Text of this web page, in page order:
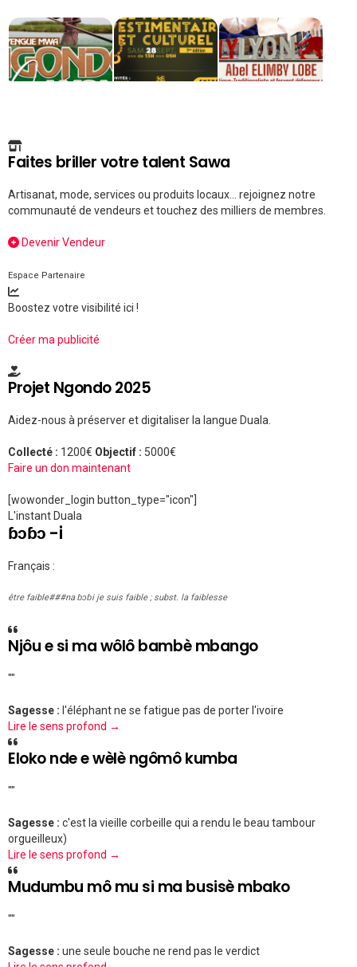
Faites briller votre talent Sawa
Artisanat, mode, services ou produits locaux... rejoignez notre
communauté de vendeurs et touchez des milliers de membres.
Devenir Vendeur
Espace Partenaire
Boostez votre visibilité ici !
Créer ma publicité
Projet Ngondo 2025
Aidez-nous à préserver et digitaliser la langue Duala.
Collecté : 1200€ Objectif : 5000€
Faire un don maintenant
[wowonder_login button_type="icon"]
L'instant Duala
ɓɔɓɔ -i
Français :
être faible###na ɓɔɓi je suis faible ; subst. la faiblesse
Njôu e si ma wôlô bambè mbango
""
Sagesse : l'éléphant ne se fatigue pas de porter l'ivoire
Lire le sens profond →
Eloko nde e wèlè ngômô kumba
""
Sagesse : c'est la vieille corbeille qui a rendu le beau tambour
orgueilleux)
Lire le sens profond →
Mudumbu mô mu si ma busisè mbako
""
Sagesse : une seule bouche ne rend pas le verdict